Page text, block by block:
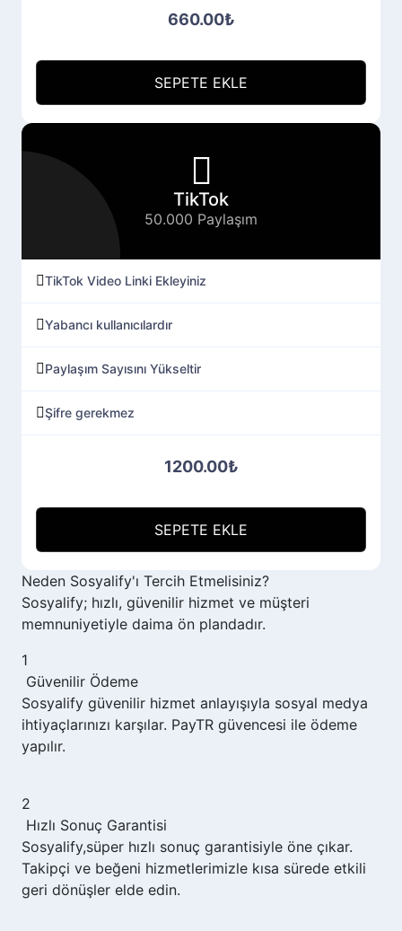
660.00₺
SEPETE EKLE
TikTok
50.000 Paylaşım
TikTok Video Linki Ekleyiniz
Yabancı kullanıcılardır
Paylaşım Sayısını Yükseltir
Şifre gerekmez
1200.00₺
SEPETE EKLE
Neden Sosyalify'ı Tercih Etmelisiniz?
Sosyalify; hızlı, güvenilir hizmet ve müşteri
memnuniyetiyle daima ön plandadır.
1
Güvenilir Ödeme
Sosyalify güvenilir hizmet anlayışıyla sosyal medya
ihtiyaçlarınızı karşılar. PayTR güvencesi ile ödeme
yapılır.
2
Hızlı Sonuç Garantisi
Sosyalify,süper hızlı sonuç garantisiyle öne çıkar.
Takipçi ve beğeni hizmetlerimizle kısa sürede etkili
geri dönüşler elde edin.